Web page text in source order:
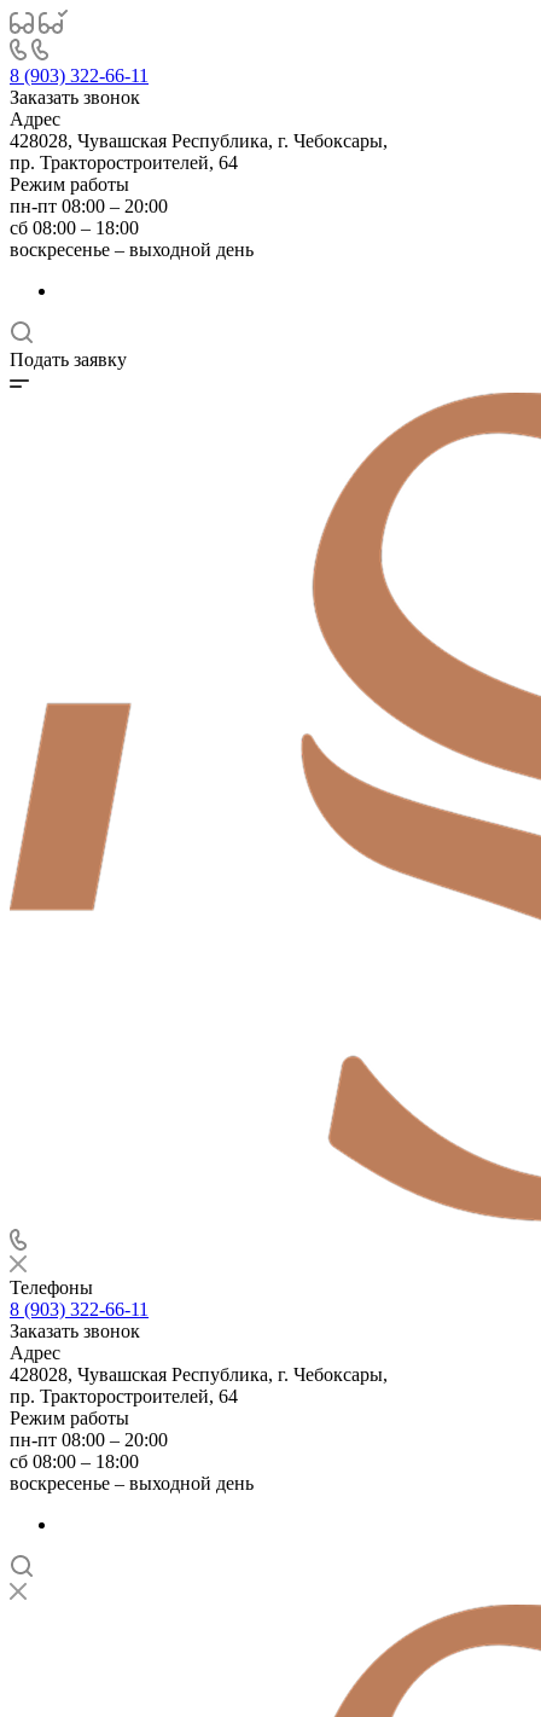
8 (903) 322-66-11
Заказать звонок
Адрес
428028, Чувашская Республика, г. Чебоксары,
пр. Тракторостроителей, 64
Режим работы
пн-пт 08:00 – 20:00
сб 08:00 – 18:00
воскресенье – выходной день
Подать заявку
Телефоны
8 (903) 322-66-11
Заказать звонок
Адрес
428028, Чувашская Республика, г. Чебоксары,
пр. Тракторостроителей, 64
Режим работы
пн-пт 08:00 – 20:00
сб 08:00 – 18:00
воскресенье – выходной день